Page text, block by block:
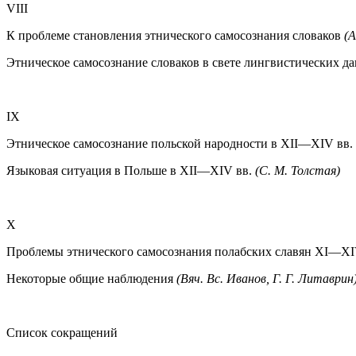
VIII
К проблеме становления этнического самосознания словаков
Этническое самосознание словаков в свете лингвистических
IX
Этническое самосознание польской народности в XII—XIV вв.
Языковая ситуация в Польше в XII—XIV вв. (С. М. Толстая)
X
Проблемы этнического самосознания полабских славян
Некоторые общие наблюдения (Вяч. Вс. Иванов, Г. Г.
Список сокращений